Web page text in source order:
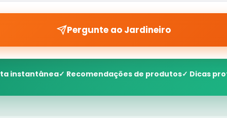
Pergunte ao Jardineiro
instantânea✓ Recomendações de produtos✓ Dicas